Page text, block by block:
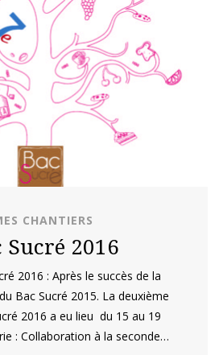
CHANTIERS
Sucré 2016
2016 : Après le succès de la
Bac Sucré 2015. La deuxième
2016 a eu lieu du 15 au 19
: Collaboration à la seconde…